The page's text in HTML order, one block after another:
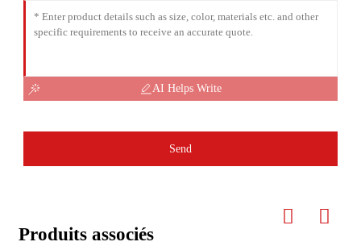
AI Helps Write
Send
Produits associés